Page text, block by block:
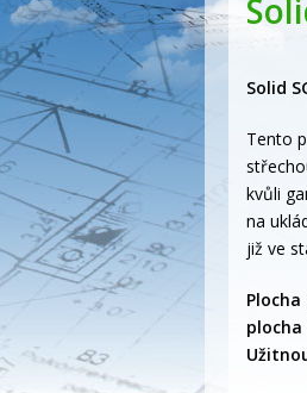
Solid
Tento
kvůli
na
již ve
Plocha